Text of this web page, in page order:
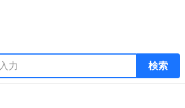
検索